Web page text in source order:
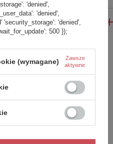
mały RFID Pacsafe - szary
'denied',
'denied',
'security_storage': 'denied',
500 });
(wymagane)
Zawsze
aktywne